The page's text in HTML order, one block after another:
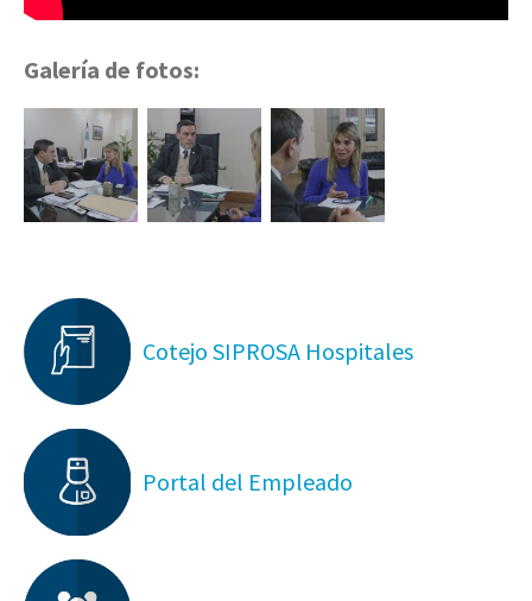
Galería de fotos:
Cotejo SIPROSA Hospitales
Portal del Empleado